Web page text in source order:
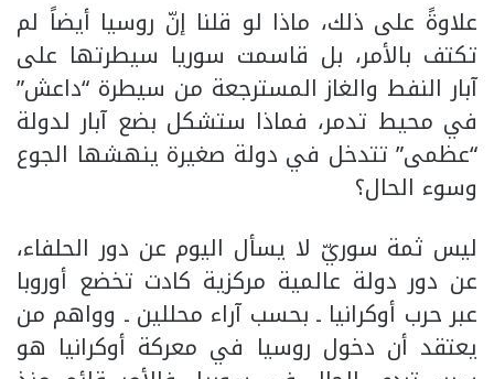
علاوةً على ذلك، ماذا لو قلنا إنّ روسيا أيضاً لم
تكتف بالأمر، بل قاسمت سوريا سيطرتها على
آبار النفط والغاز المسترجعة من سيطرة “داعش”
في محيط تدمر، فماذا ستشكل بضع آبار لدولة
“عظمى” تتدخل في دولة صغيرة ينهشها الجوع
وسوء الحال؟
ليس ثمة سوريّ لا يسأل اليوم عن دور الحلفاء،
عن دور دولة عالمية مركزية كادت تخضع أوروبا
عبر حرب أوكرانيا ـ بحسب آراء محللين ـ وواهم من
يعتقد أن دخول روسيا في معركة أوكرانيا هو